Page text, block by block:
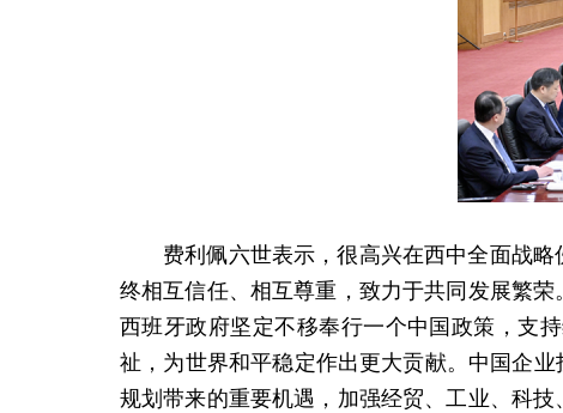
费利佩六世表示，很高兴在西中全面战
终相互信任、相互尊重，致力于共同发展繁
西班牙政府坚定不移奉行一个中国政策，支
祉，为世界和平稳定作出更大贡献。中国企
规划带来的重要机遇，加强经贸、工业、科